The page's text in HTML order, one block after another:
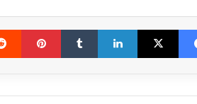
فیس بوک X لینکدین ‫تامبلر ‫پین‌ترست